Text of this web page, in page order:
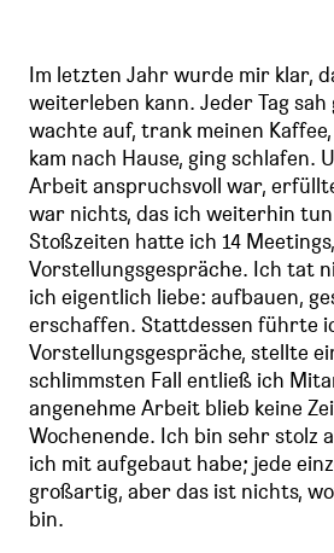
Im letzten Jahr wurde mir klar,
weiterleben kann. Jeder Tag sah
wachte auf, trank meinen
kam nach Hause, ging schlafen.
Arbeit anspruchsvoll war,
war nichts, das ich weiterhin
Stoßzeiten hatte ich 14
Vorstellungsgespräche. Ich tat
ich eigentlich liebe: aufbauen,
erschaffen. Stattdessen führte
Vorstellungsgespräche, stellte
schlimmsten Fall entließ ich
angenehme Arbeit blieb keine
Wochenende. Ich bin sehr stolz
ich mit aufgebaut habe; jede
großartig, aber das ist nichts,
bin.